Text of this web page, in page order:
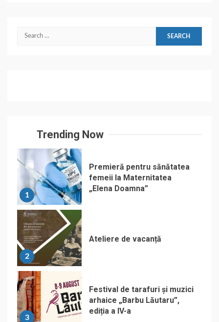
Search
Trending Now
1
Premieră pentru sănătatea
femeii la Maternitatea
„Elena Doamna”
2
Ateliere de vacanță
3
Festival de tarafuri și muzici
arhaice „Barbu Lăutaru”,
ediția a IV-a